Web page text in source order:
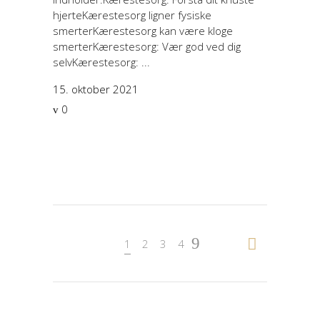
hjerteKærestesorg ligner fysiske
smerterKærestesorg kan være kloge
smerterKærestesorg: Vær god ved dig
selvKærestesorg:
15. oktober 2021
0
1 2 3 4